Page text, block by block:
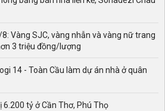
Vàng SJC, vàng nhẫn và vàng nữ trang
3 triệu đồng/lượng
14 - Toàn Cầu làm dự án nhà ở quân
6.200 tỷ ở Cần Thơ, Phú Thọ